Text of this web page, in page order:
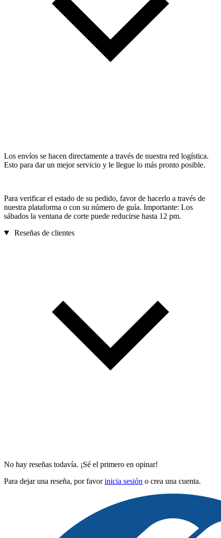
Los envíos se hacen directamente a través de nuestra red logística.
Esto para dar un mejor servicio y le llegue lo más pronto posible.
Para verificar el estado de su pedido, favor de hacerlo a través de
nuestra plataforma o con su número de guía. Importante: Los
sábados la ventana de corte puede reducirse hasta 12 pm.
Reseñas de clientes
No hay reseñas todavía. ¡Sé el primero en opinar!
Para dejar una reseña, por favorinicia sesión o crea una cuenta.